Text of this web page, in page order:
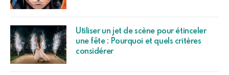
Utiliser un jet de scène pour étinceler
une fête : Pourquoi et quels critères
considérer